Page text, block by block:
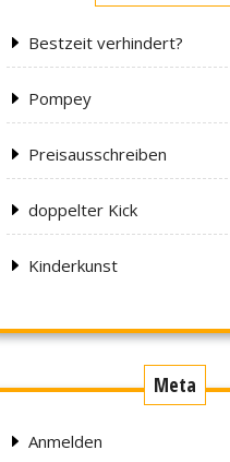
Bestzeit verhindert?
Pompey
Preisausschreiben
doppelter Kick
Kinderkunst
Meta
Anmelden